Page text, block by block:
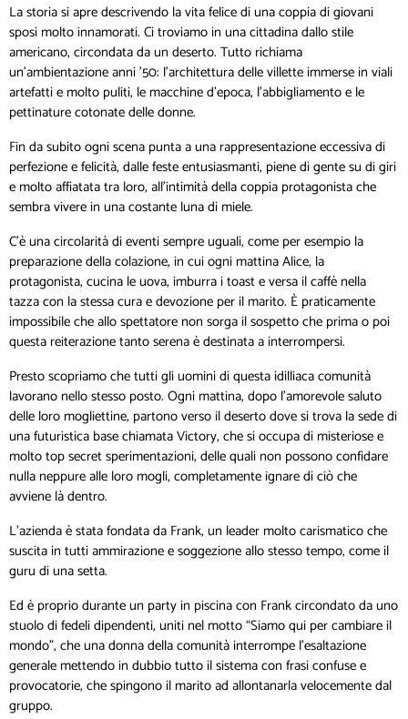
La storia si apre descrivendo la vita felice di una coppia di giovani
sposi molto innamorati. Ci troviamo in una cittadina dallo stile
americano, circondata da un deserto. Tutto richiama
un’ambientazione anni ’50: l’architettura delle villette immerse in viali
artefatti e molto puliti, le macchine d’epoca, l’abbigliamento e le
pettinature cotonate delle donne.
Fin da subito ogni scena punta a una rappresentazione eccessiva di
perfezione e felicità, dalle feste entusiasmanti, piene di gente su di giri
e molto affiatata tra loro, all’intimità della coppia protagonista che
sembra vivere in una costante luna di miele.
C’è una circolarità di eventi sempre uguali, come per esempio la
preparazione della colazione, in cui ogni mattina Alice, la
protagonista, cucina le uova, imburra i toast e versa il caffè nella
tazza con la stessa cura e devozione per il marito. È praticamente
impossibile che allo spettatore non sorga il sospetto che prima o poi
questa reiterazione tanto serena è destinata a interrompersi.
Presto scopriamo che tutti gli uomini di questa idilliaca comunità
lavorano nello stesso posto. Ogni mattina, dopo l’amorevole saluto
delle loro mogliettine, partono verso il deserto dove si trova la sede di
una futuristica base chiamata Victory, che si occupa di misteriose e
molto top secret sperimentazioni, delle quali non possono confidare
nulla neppure alle loro mogli, completamente ignare di ciò che
avviene là dentro.
L’azienda è stata fondata da Frank, un leader molto carismatico che
suscita in tutti ammirazione e soggezione allo stesso tempo, come il
guru di una setta.
Ed è proprio durante un party in piscina con Frank circondato da uno
stuolo di fedeli dipendenti, uniti nel motto “Siamo qui per cambiare il
mondo”, che una donna della comunità interrompe l’esaltazione
generale mettendo in dubbio tutto il sistema con frasi confuse e
provocatorie, che spingono il marito ad allontanarla velocemente dal
gruppo.